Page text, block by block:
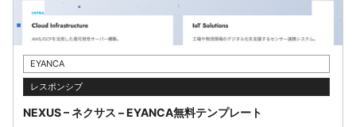
EYANCA
レスポンシブ
NEXUS – ネクサス – EYANCA無料テンプレート